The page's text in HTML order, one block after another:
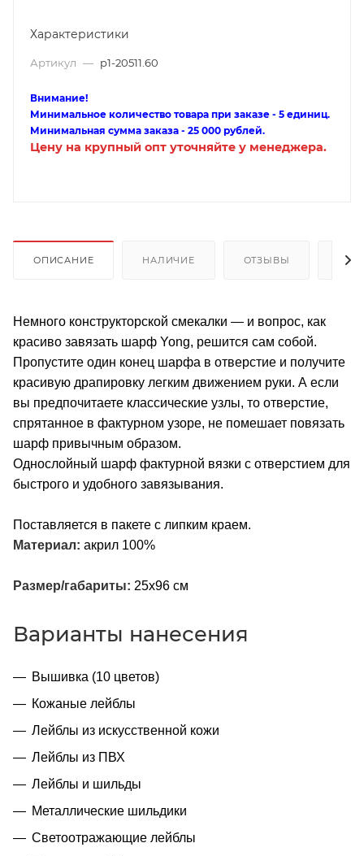
Характеристики
Артикул — p1-20511.60
Внимание!
Минимальное количество товара при заказе - 5 единиц.
Минимальная сумма заказа - 25 000 рублей.
Цену на крупный опт уточняйте у менеджера.
ОПИСАНИЕ НАЛИЧИЕ ОТЗЫВЫ
Немного конструкторской смекалки — и вопрос, как
красиво завязать шарф Yong, решится сам собой.
Пропустите один конец шарфа в отверстие и получите
красивую драпировку легким движением руки. А если
вы предпочитаете классические узлы, то отверстие,
спрятанное в фактурном узоре, не помешает повязать
шарф привычным образом.
Однослойный шарф фактурной вязки с отверстием для
быстрого и удобного завязывания.
Поставляется в пакете с липким краем.
Материал: акрил 100%
Размер/габариты: 25х96 см
Варианты нанесения
Вышивка (10 цветов)
Кожаные лейблы
Лейблы из искусственной кожи
Лейблы из ПВХ
Лейблы и шильды
Металлические шильдики
Светоотражающие лейблы